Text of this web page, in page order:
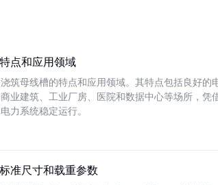
点和应用领域
筑母线槽的特点和应用领域。其特点包括良好的
业建筑、工业厂房、医院和数据中心等场所，凭
力系统稳定运行。
准尺寸和载重参数